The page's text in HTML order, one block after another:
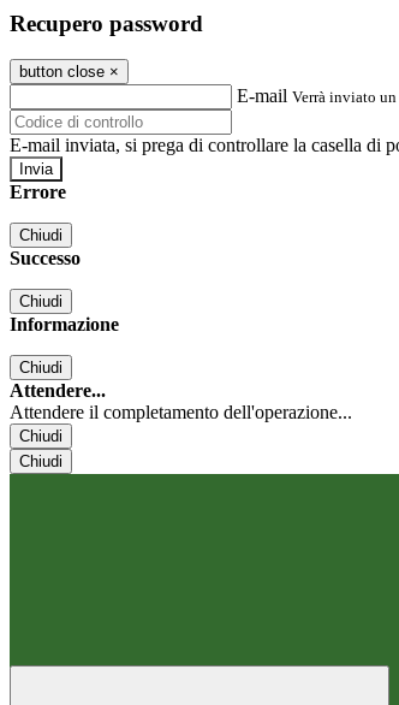
Recupero password
button close ×
E-mail Verrà inviato
E-mail inviata, si prega di controllare la casella di
Errore
Chiudi
Successo
Chiudi
Informazione
Chiudi
Attendere...
Attendere il completamento dell'operazione...
Chiudi
Chiudi